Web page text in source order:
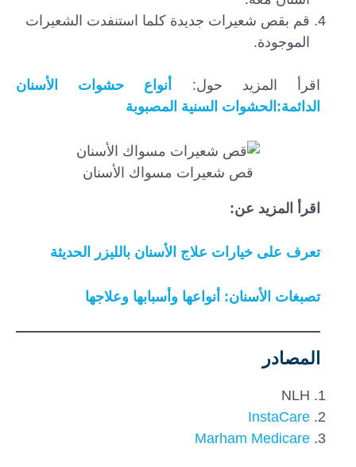
قم بقص شعيرات جديدة كلما استنفدت الشعيرات
الموجودة.
اقرأ المزيد حول:
أنواع حشوات الأسنان
الدائمة:الحشوات السنية المصبوبة
قص شعيرات مسواك الأسنان
اقرأ المزيد عن:
تعرف على خيارات علاج الأسنان بالليزر الحديثة
تصبغات الأسنان: أنواعها وأسبابها وعلاجها
المصادر
NLH
InstaCare
Marham Medicare